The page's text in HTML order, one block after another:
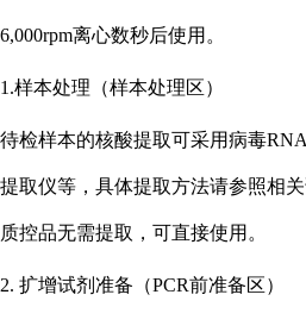
6,000rpm离心数秒后使用。
1.样本处理（样本处理区）
待检样本的核酸提取可采用病毒
提取仪等，具体提取方法请参照相
质控品无需提取，可直接使用。
2. 扩增试剂准备（PCR前准备区）